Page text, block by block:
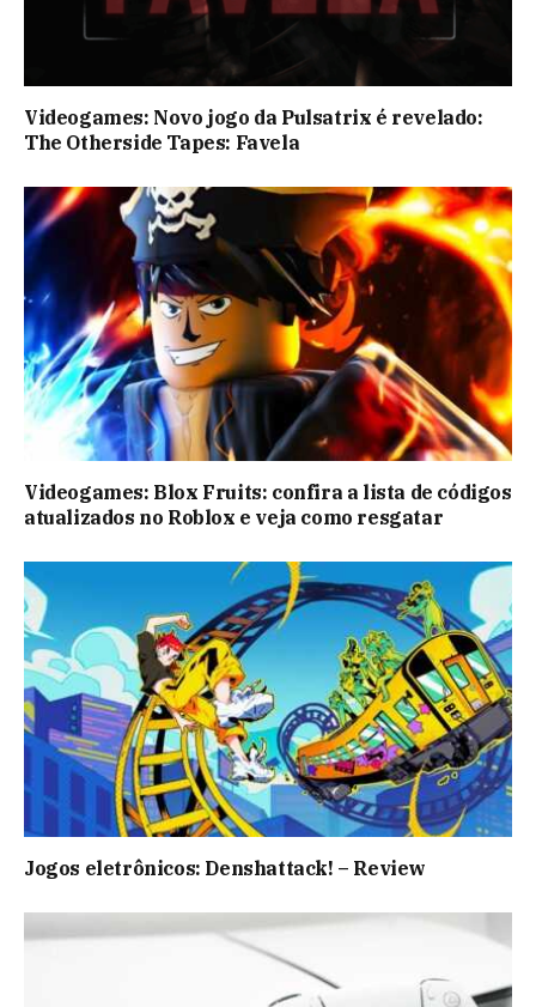
Videogames: Novo jogo da Pulsatrix é revelado:
The Otherside Tapes: Favela
Videogames: Blox Fruits: confira a lista de códigos
atualizados no Roblox e veja como resgatar
Jogos eletrônicos: Denshattack! – Review